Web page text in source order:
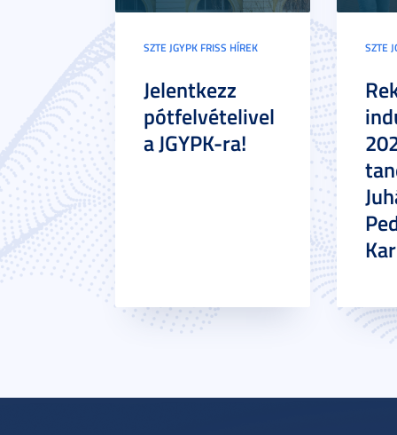
SZTE JGYPK FRISS HÍREK
Jelentkezz
pótfelvételivel
a JGYPK-ra!
SZTE